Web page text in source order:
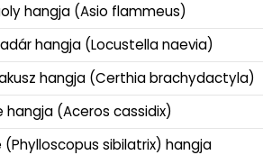
hangja (Asio flammeus)
hangja (Locustella naevia)
hangja (Certhia brachydactyla)
hangja (Aceros cassidix)
(Phylloscopus sibilatrix) hangja